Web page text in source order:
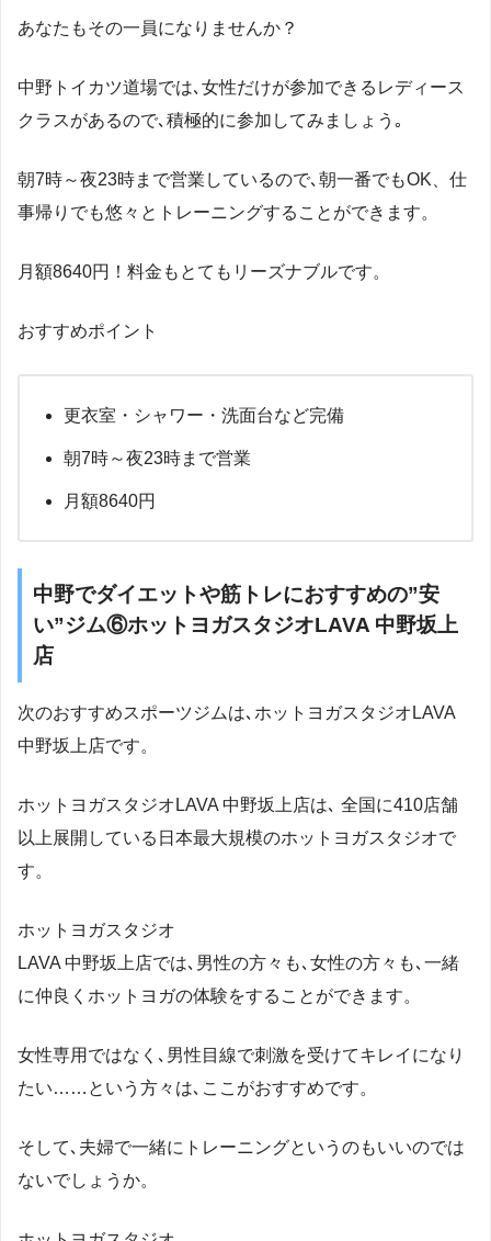
あなたもその一員になりませんか？
中野トイカツ道場では､女性だけが参加できるレディース
クラスがあるので､積極的に参加してみましょう｡
朝7時～夜23時まで営業しているので､朝一番でもOK、仕
事帰りでも悠々とトレーニングすることができます。
月額8640円！料金もとてもリーズナブルです。
おすすめポイント
更衣室・シャワー・洗面台など完備
朝7時～夜23時まで営業
月額8640円
中野でダイエットや筋トレにおすすめの”安
い”ジム⑥ホットヨガスタジオLAVA 中野坂上
店
次のおすすめスポーツジムは､ホットヨガスタジオLAVA
中野坂上店です。
ホットヨガスタジオLAVA 中野坂上店は､ 全国に410店舗
以上展開している日本最大規模のホットヨガスタジオで
す。
ホットヨガスタジオ
LAVA 中野坂上店では､男性の方々も､女性の方々も､一緒
に仲良くホットヨガの体験をすることができます。
女性専用ではなく､男性目線で刺激を受けてキレイになり
たい……という方々は､ここがおすすめです。
そして､夫婦で一緒にトレーニングというのもいいのでは
ないでしょうか。